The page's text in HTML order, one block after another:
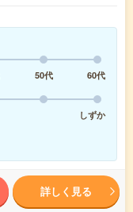
50代
60代
しずか
詳しく見る